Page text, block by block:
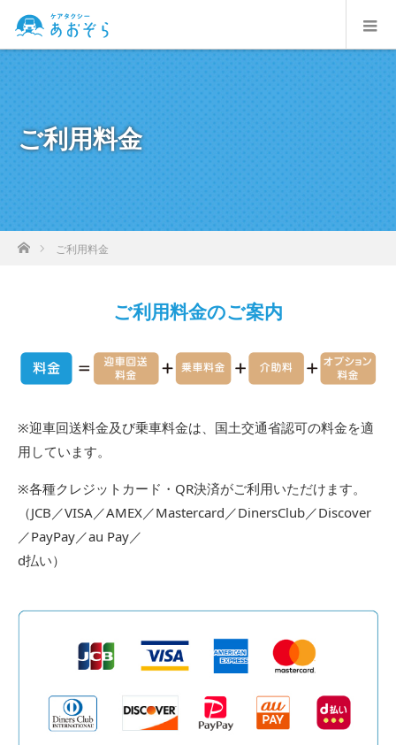
ご利用料金
ホームご利用料金
ご利用料金のご案内
※迎車回送料金及び乗車料金は、国土交通省認可の料金を適
用しています。
※各種クレジットカード・QR決済がご利⽤いただけます。
（JCB／VISA／AMEX／Mastercard／DinersClub／Discover
／PayPay／au Pay／
d払い）